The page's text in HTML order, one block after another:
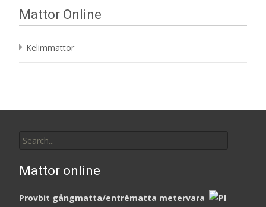
Mattor Online
Kelimmattor
for:
Mattor online
Provbit gångmatta/entrématta metervara